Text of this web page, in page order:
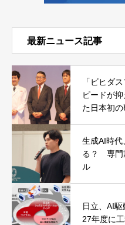
最新ニュース記事
「ビヒダ
ピードが
た日本初
生成AI時代
る？ 専門
ル
日立、AI
27年度に